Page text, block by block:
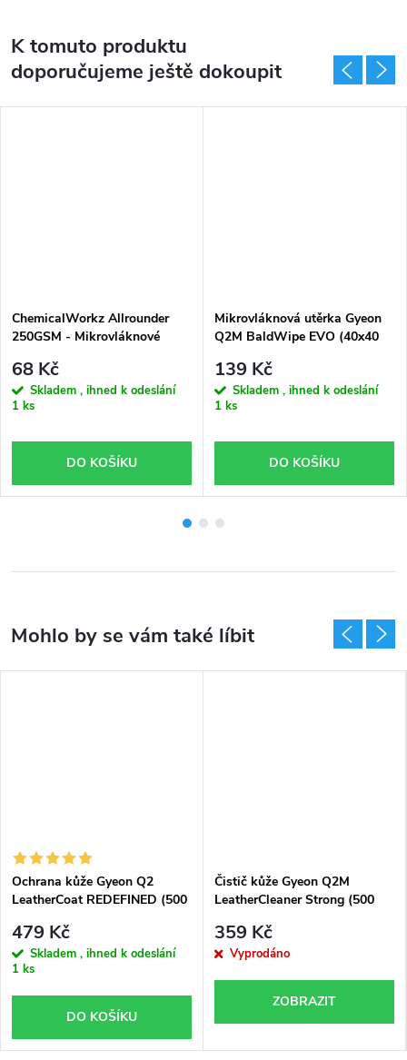
K tomuto produktu
doporučujeme ještě dokoupit
ChemicalWorkz Allrounder
250GSM - Mikrovláknové
68 Kč
Skladem , ihned k odeslání
1 ks
DO KOŠÍKU
Mikrovláknová utěrka Gyeon
Q2M BaldWipe EVO (40x40
139 Kč
Skladem , ihned k odeslání
1 ks
DO KOŠÍKU
Ochrana kůže Gyeon Q2
LeatherCoat REDEFINED (500
479 Kč
Skladem , ihned k odeslání
1 ks
DO KOŠÍKU
Čistič kůže Gyeon Q2M
LeatherCleaner Strong (500
359 Kč
Vyprodáno
ZOBRAZIT